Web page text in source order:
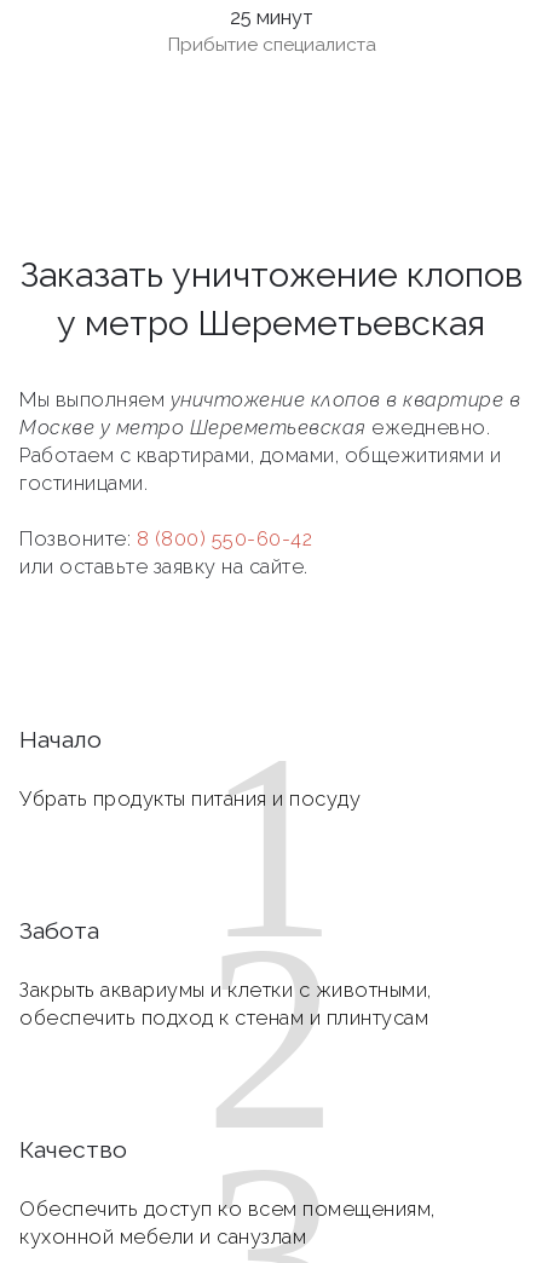
25 минут
Прибытие специалиста
Заказать уничтожение клопов
у метро Шереметьевская
Мы выполняем уничтожение клопов в квартире в
Москве у метро Шереметьевская ежедневно.
Работаем с квартирами, домами, общежитиями и
гостиницами.
Позвоните: 8 (800) 550-60-42
или оставьте заявку на сайте.
1
Начало
Убрать продукты питания и посуду
2
Забота
Закрыть аквариумы и клетки с животными,
обеспечить подход к стенам и плинтусам
Качество
Обеспечить доступ ко всем помещениям,
кухонной мебели и санузлам